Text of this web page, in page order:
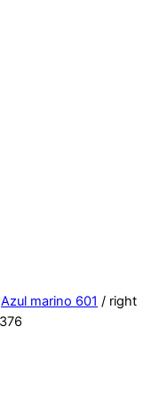
Azul marino 601 / right